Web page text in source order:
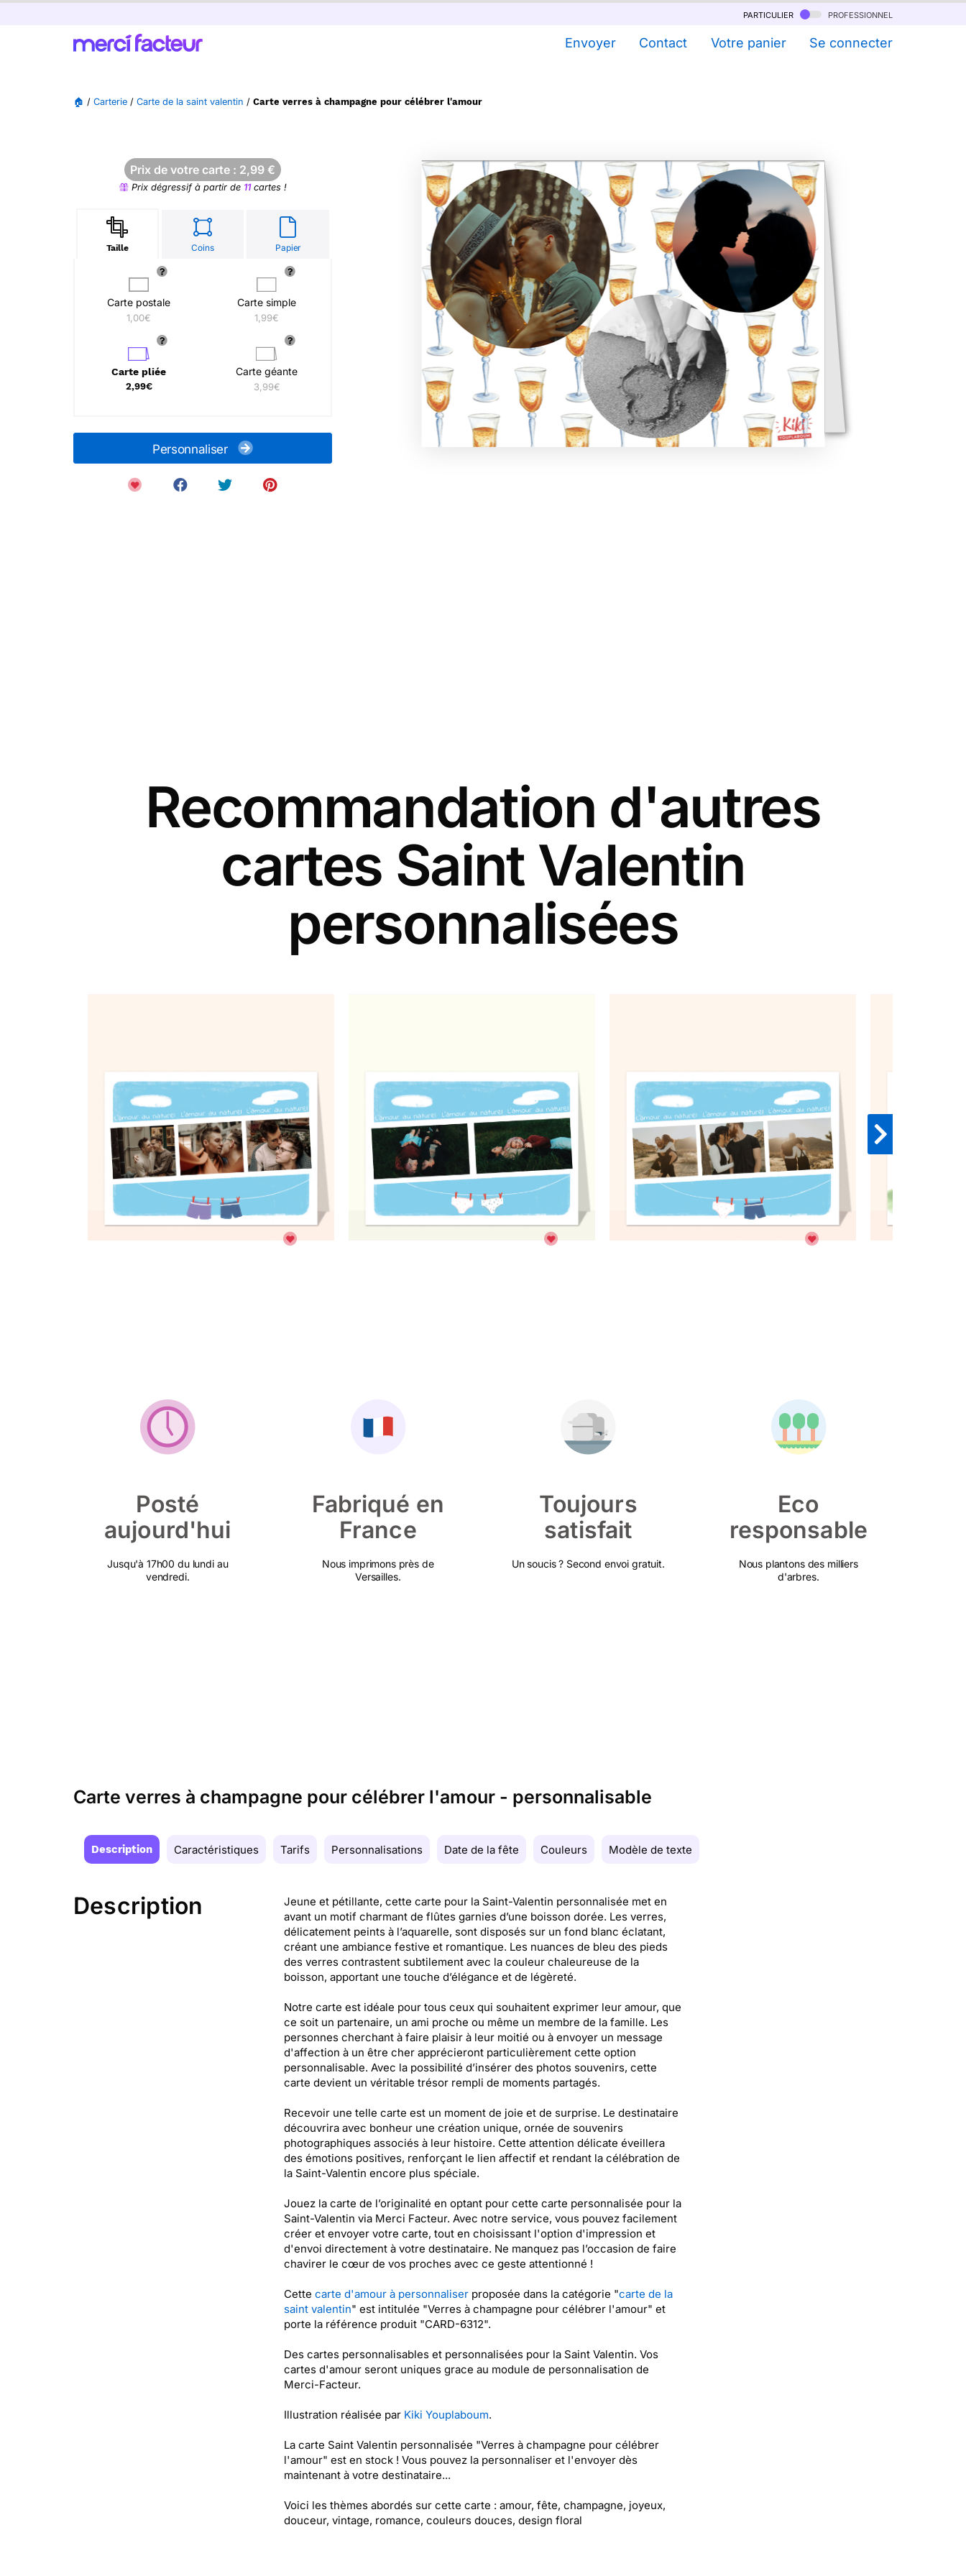
particulier professionnel
Envoyer Contact Votre panier Se connecter
🏠 / Carterie / Carte de la saint valentin / Carte verres à champagne pour célébrer l'amour
Prix de votre carte : 2,99 €
Prix dégressif à partir de 11cartes !
Taille Coins Papier
Carte postale
1,00€
Carte simple
1,99€
Carte pliée
2,99€
Carte géante
3,99€
Personnaliser
Recommandation d'autres
cartes Saint Valentin
personnalisées
Posté
aujourd'hui
Jusqu'à 17h00 du lundi au
vendredi.
Fabriqué en
France
Nous imprimons près de
Versailles.
Toujours
satisfait
Un soucis ? Second envoi gratuit.
Eco
responsable
Nous plantons des milliers
d'arbres.
Carte verres à champagne pour célébrer l'amour - personnalisable
Description Caractéristiques Tarifs Personnalisations Date de la fête Couleurs Modèle de texte
Description
Jeune et pétillante, cette carte pour la Saint-Valentin personnalisée met en
avant un motif charmant de flûtes garnies d’une boisson dorée. Les verres,
délicatement peints à l’aquarelle, sont disposés sur un fond blanc éclatant,
créant une ambiance festive et romantique. Les nuances de bleu des pieds
des verres contrastent subtilement avec la couleur chaleureuse de la
boisson, apportant une touche d’élégance et de légèreté.
Notre carte est idéale pour tous ceux qui souhaitent exprimer leur amour, que
ce soit un partenaire, un ami proche ou même un membre de la famille. Les
personnes cherchant à faire plaisir à leur moitié ou à envoyer un message
d'affection à un être cher apprécieront particulièrement cette option
personnalisable. Avec la possibilité d’insérer des photos souvenirs, cette
carte devient un véritable trésor rempli de moments partagés.
Recevoir une telle carte est un moment de joie et de surprise. Le destinataire
découvrira avec bonheur une création unique, ornée de souvenirs
photographiques associés à leur histoire. Cette attention délicate éveillera
des émotions positives, renforçant le lien affectif et rendant la célébration de
la Saint-Valentin encore plus spéciale.
Jouez la carte de l’originalité en optant pour cette carte personnalisée pour la
Saint-Valentin via Merci Facteur. Avec notre service, vous pouvez facilement
créer et envoyer votre carte, tout en choisissant l'option d'impression et
d'envoi directement à votre destinataire. Ne manquez pas l’occasion de faire
chavirer le cœur de vos proches avec ce geste attentionné !
Cette carte d'amour à personnaliserproposée dans la catégorie "carte de la
saint valentin" est intitulée "Verres à champagne pour célébrer l'amour" et
porte la référence produit "CARD-6312".
Des cartes personnalisables et personnalisées pour la Saint Valentin. Vos
cartes d'amour seront uniques grace au module de personnalisation de
Merci-Facteur.
Illustration réalisée par Kiki Youplaboum.
La carte Saint Valentin personnalisée "Verres à champagne pour célébrer
l'amour" est en stock ! Vous pouvez la personnaliser et l'envoyer dès
maintenant à votre destinataire...
Voici les thèmes abordés sur cette carte : amour, fête, champagne, joyeux,
douceur, vintage, romance, couleurs douces, design floral